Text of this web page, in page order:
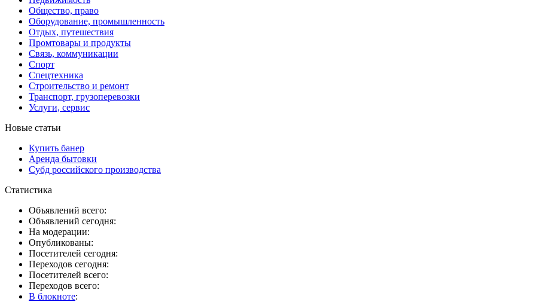
Общество, право
Оборудование, промышленность
Отдых, путешествия
Промтовары и продукты
Связь, коммуникации
Спорт
Спецтехника
Строительство и ремонт
Транспорт, грузоперевозки
Услуги, сервис
Новые статьи
Купить банер
Аренда бытовки
Субд российского производства
Статистика
Объявлений всего:
Объявлений сегодня:
На модерации:
Опубликованы:
Посетителей сегодня:
Переходов сегодня:
Посетителей всего:
Переходов всего:
В блокноте: